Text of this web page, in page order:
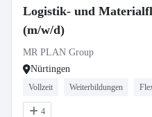
Logistik- und
(m/w/d)
MR PLAN Group
Nürtingen
Vollzeit Weiterbildungen
4